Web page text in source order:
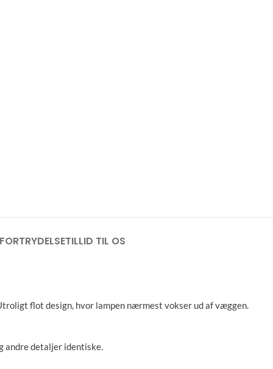
FORTRYDELSETILLID TIL OS
flot design, hvor lampen nærmest vokser ud af væggen.
andre detaljer identiske.